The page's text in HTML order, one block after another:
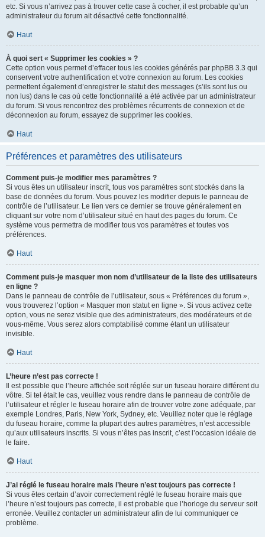
etc. Si vous n’arrivez pas à trouver cette case à cocher, il est probable qu’un
administrateur du forum ait désactivé cette fonctionnalité.
Haut
À quoi sert « Supprimer les cookies » ?
Cette option vous permet d’effacer tous les cookies générés par phpBB 3.3 qui
conservent votre authentification et votre connexion au forum. Les cookies
permettent également d’enregistrer le statut des messages (s’ils sont lus ou
non lus) dans le cas où cette fonctionnalité a été activée par un administrateur
du forum. Si vous rencontrez des problèmes récurrents de connexion et de
déconnexion au forum, essayez de supprimer les cookies.
Haut
Préférences et paramètres des utilisateurs
Comment puis-je modifier mes paramètres ?
Si vous êtes un utilisateur inscrit, tous vos paramètres sont stockés dans la
base de données du forum. Vous pouvez les modifier depuis le panneau de
contrôle de l’utilisateur. Le lien vers ce dernier se trouve généralement en
cliquant sur votre nom d’utilisateur situé en haut des pages du forum. Ce
système vous permettra de modifier tous vos paramètres et toutes vos
préférences.
Haut
Comment puis-je masquer mon nom d’utilisateur de la liste des utilisateurs
en ligne ?
Dans le panneau de contrôle de l’utilisateur, sous « Préférences du forum »,
vous trouverez l’option « Masquer mon statut en ligne ». Si vous activez cette
option, vous ne serez visible que des administrateurs, des modérateurs et de
vous-même. Vous serez alors comptabilisé comme étant un utilisateur
invisible.
Haut
L’heure n’est pas correcte !
Il est possible que l’heure affichée soit réglée sur un fuseau horaire différent du
vôtre. Si tel était le cas, veuillez vous rendre dans le panneau de contrôle de
l’utilisateur et régler le fuseau horaire afin de trouver votre zone adéquate, par
exemple Londres, Paris, New York, Sydney, etc. Veuillez noter que le réglage
du fuseau horaire, comme la plupart des autres paramètres, n’est accessible
qu’aux utilisateurs inscrits. Si vous n’êtes pas inscrit, c’est l’occasion idéale de
le faire.
Haut
J’ai réglé le fuseau horaire mais l’heure n’est toujours pas correcte !
Si vous êtes certain d’avoir correctement réglé le fuseau horaire mais que
l’heure n’est toujours pas correcte, il est probable que l’horloge du serveur soit
erronée. Veuillez contacter un administrateur afin de lui communiquer ce
problème.